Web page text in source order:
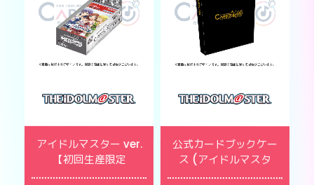
アイドルマスター ver.
【初回生産限定
公式カードブックケー
ス (アイドルマスタ